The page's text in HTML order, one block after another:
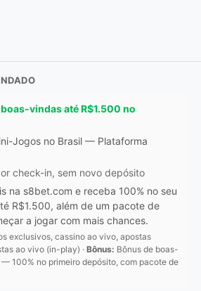
vindas até R$1.500 no
Jogos no Brasil — Plataforma
check-in, sem novo depósito
na s8bet.com e receba 100% no seu
R$1.500, além de um pacote de
a jogar com mais chances.
exclusivos, cassino ao vivo, apostas
ao vivo (in-play) · Bônus: Bônus de boas-
100% no primeiro depósito, com pacote de